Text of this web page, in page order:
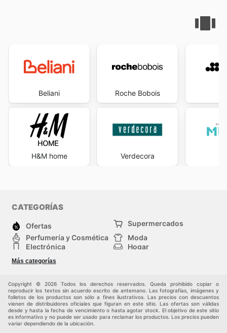
Beliani
H&M home
Roche Bobois
Verdecora
CATEGORÍAS
Ofertas
Supermercados
Perfumería y Cosmética
Moda
Electrónica
Hogar
Deporte
Juguetes y bebés
Más categorías
Copyright © 2026 Todos los derechos reservados. Queda prohibido copiar o
reproducir los textos sin acuerdo escrito de antemano. Las fotografías, imágenes y
folletos de los productos son sólo a fines ilustrativos. Las precios con descuentos
vienen de distribuidores oficiales que figuran en este sitio. Las ofertas son válidas
desde y hasta la fecha de vencimiento o hasta agotar stock. El objetivo de este sitio
es informativo y no puede ser usado para reclamar los productos. Los precios pueden
variar dependiendo de la ubicación.